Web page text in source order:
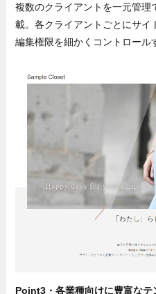
複数のクライアントを一元管理
載。各クライアントごとにサ
編集権限を細かくコントロール
Point3・各業種向けに豊富な